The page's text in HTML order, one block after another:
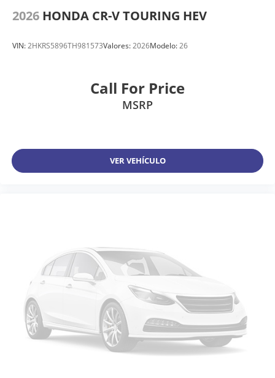
2026 HONDA CR-V TOURING HEV
VIN:2HKRS5896TH981573Valores:2026Modelo:26
Call For Price
MSRP
VER VEHÍCULO